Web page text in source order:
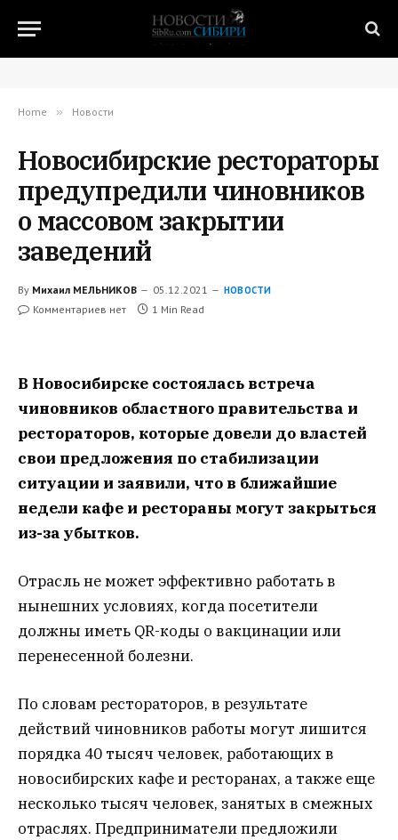
Home » Новости
Новосибирские рестораторы
предупредили чиновников
о массовом закрытии
заведений
By Михаил МЕЛЬНИКОВ 05.12.2021 НОВОСТИ
Комментариев нет 1 Min Read
В Новосибирске состоялась встреча
чиновников областного правительства и
рестораторов, которые довели до властей
свои предложения по стабилизации
ситуации и заявили, что в ближайшие
недели кафе и рестораны могут закрыться
из-за убытков.
Отрасль не может эффективно работать в
нынешних условиях, когда посетители
должны иметь QR-коды о вакцинации или
перенесенной болезни.
По словам рестораторов, в результате
действий чиновников работы могут лишится
порядка 40 тысяч человек, работающих в
новосибирских кафе и ресторанах, а также еще
несколько тысяч человек, занятых в смежных
отраслях. Предприниматели предложили